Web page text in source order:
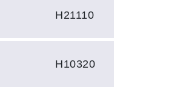
H21110
H10320